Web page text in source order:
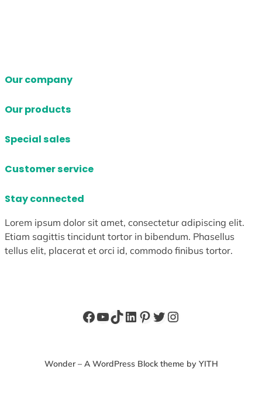
Our company
Our products
Special sales
Customer service
Stay connected
Lorem ipsum dolor sit amet, consectetur adipiscing elit.
Etiam sagittis tincidunt tortor in bibendum. Phasellus
tellus elit, placerat et orci id, commodo finibus tortor.
Facebook
YouTube
TikTok
LinkedIn
Pinterest
X Instagram
Wonder – A WordPress Block theme by YITH